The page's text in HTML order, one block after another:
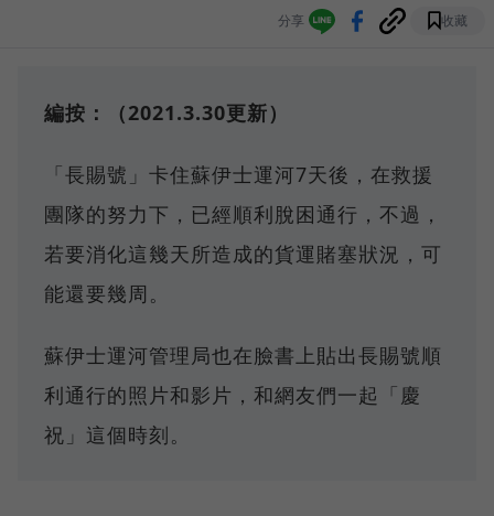
分享 收藏
編按：（2021.3.30更新）
「長賜號」卡住蘇伊士運河7天後，在救援
團隊的努力下，已經順利脫困通行，不過，
若要消化這幾天所造成的貨運賭塞狀況，可
能還要幾周。
蘇伊士運河管理局也在臉書上貼出長賜號順
利通行的照片和影片，和網友們一起「慶
祝」這個時刻。